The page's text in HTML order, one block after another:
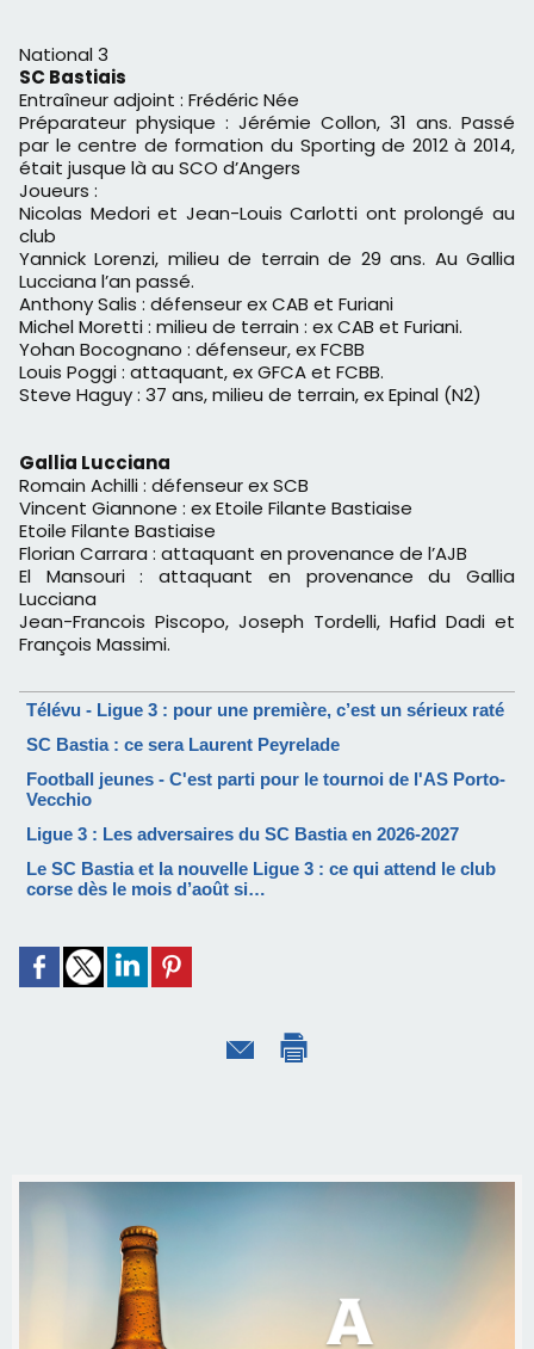
National 3
SC Bastiais
Entraîneur adjoint : Frédéric Née
Préparateur physique : Jérémie Collon, 31 ans. Passé
par le centre de formation du Sporting de 2012 à 2014,
était jusque là au SCO d’Angers
Joueurs :
Nicolas Medori et Jean-Louis Carlotti ont prolongé au
club
Yannick Lorenzi, milieu de terrain de 29 ans. Au Gallia
Lucciana l’an passé.
Anthony Salis : défenseur ex CAB et Furiani
Michel Moretti : milieu de terrain : ex CAB et Furiani.
Yohan Bocognano : défenseur, ex FCBB
Louis Poggi : attaquant, ex GFCA et FCBB.
Steve Haguy : 37 ans, milieu de terrain, ex Epinal (N2)
Gallia Lucciana
Romain Achilli : défenseur ex SCB
Vincent Giannone : ex Etoile Filante Bastiaise
Etoile Filante Bastiaise
Florian Carrara : attaquant en provenance de l’AJB
El Mansouri : attaquant en provenance du Gallia
Lucciana
Jean-Francois Piscopo, Joseph Tordelli, Hafid Dadi et
François Massimi.
Télévu - Ligue 3 : pour une première, c’est un sérieux raté
SC Bastia : ce sera Laurent Peyrelade
Football jeunes - C'est parti pour le tournoi de l'AS Porto-
Vecchio
Ligue 3 : Les adversaires du SC Bastia en 2026-2027
Le SC Bastia et la nouvelle Ligue 3 : ce qui attend le club
corse dès le mois d’août si…